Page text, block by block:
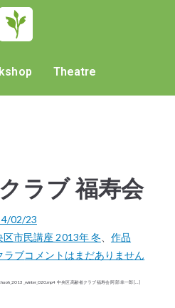
Theatre
ラブ 福寿会
02/23
区市民講座 2013年 冬
作品
ラブコメントはまだありません
中央区 高齢者クラブ 福寿会 阿部 幸一郎 […]